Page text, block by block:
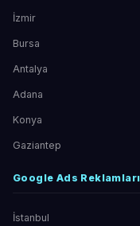
İzmir
Bursa
Antalya
Adana
Konya
Gaziantep
Google Ads Reklamları
İstanbul